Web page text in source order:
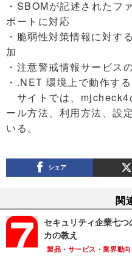
・SBOMが記述されたフ
ポートに対応
・脆弱性対策情報に対す
加
・注意警戒情報サービス
・.NET 環境上で動作す
サイトでは、mjcheck4
ール方法、利用方法、設
いる。
シェア
関
セキュリティ企業七
カの教え
製品・サービス・業界動向